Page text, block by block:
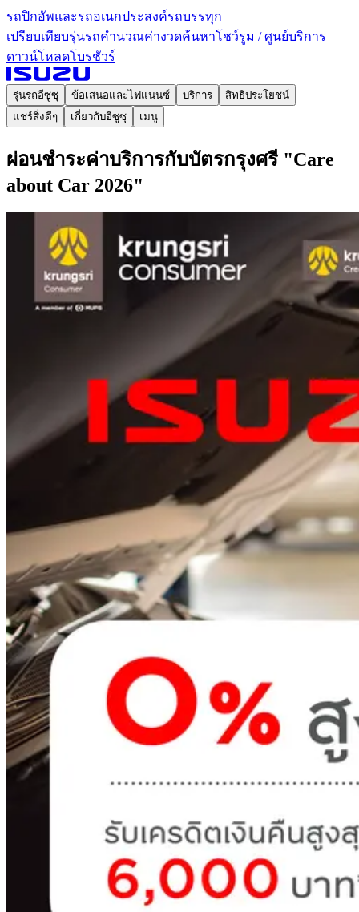
รถปิกอัพและรถอเนกประสงค์รถบรรทุก
เปรียบเทียบรุ่นรถคำนวณค่างวดค้นหาโชว์รูม / ศูนย์บริการ
ดาวน์โหลดโบรชัวร์
รุ่นรถอีซูซุ ข้อเสนอและไฟแนนซ์ บริการ
สิทธิประโยชน์
แชร์สิ่งดีๆ
เกี่ยวกับอีซูซุ เมนู
ผ่อนชำระค่าบริการกับบัตรกรุงศรี "Care
about Car 2026"